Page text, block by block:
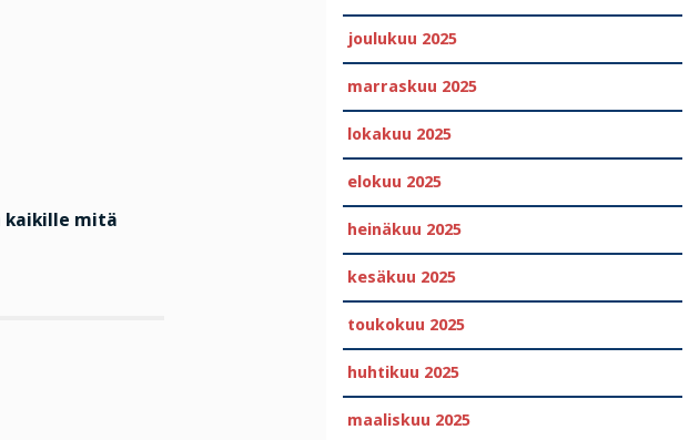
kaikille mitä
joulukuu 2025
marraskuu 2025
lokakuu 2025
elokuu 2025
heinäkuu 2025
kesäkuu 2025
toukokuu 2025
huhtikuu 2025
maaliskuu 2025